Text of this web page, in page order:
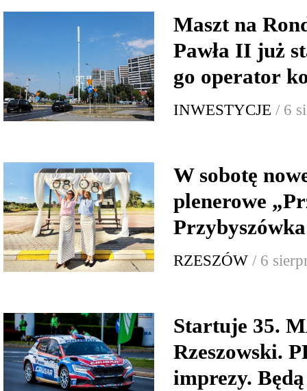
Maszt na
Pawła II już
go operator
INWESTYCJE / 6
W sobotę
plenerowe
RZESZÓW / 6
Startuje 35.
Rzeszowski.
imprezy.